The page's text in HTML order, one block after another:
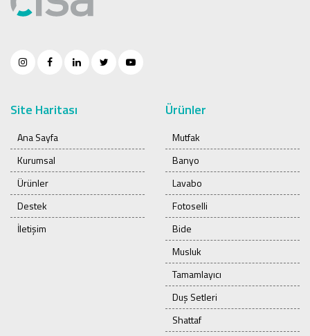
Site Haritası
Ana Sayfa
Kurumsal
Ürünler
Destek
İletişim
Ürünler
Mutfak
Banyo
Lavabo
Fotoselli
Bide
Musluk
Tamamlayıcı
Duş Setleri
Shattaf